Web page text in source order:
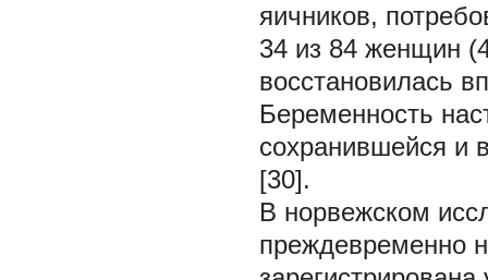
яичников,
34 из 84 женщин
восстановилась
Беременность
сохранившейся и
[30].
В норвежском
преждевременно